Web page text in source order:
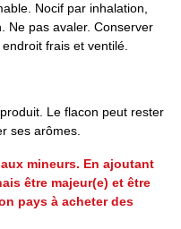
Nocif par inhalation,
Ne pas avaler. Conserver
frais et ventilé.
Le flacon peut rester
ses arômes.
mineurs. En ajoutant
être majeur(e) et être
pays à acheter des